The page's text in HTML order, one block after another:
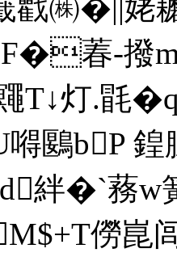
戵㈱�||
萶-撥m
灯.毷
鶠bP
絆�`
僗崑